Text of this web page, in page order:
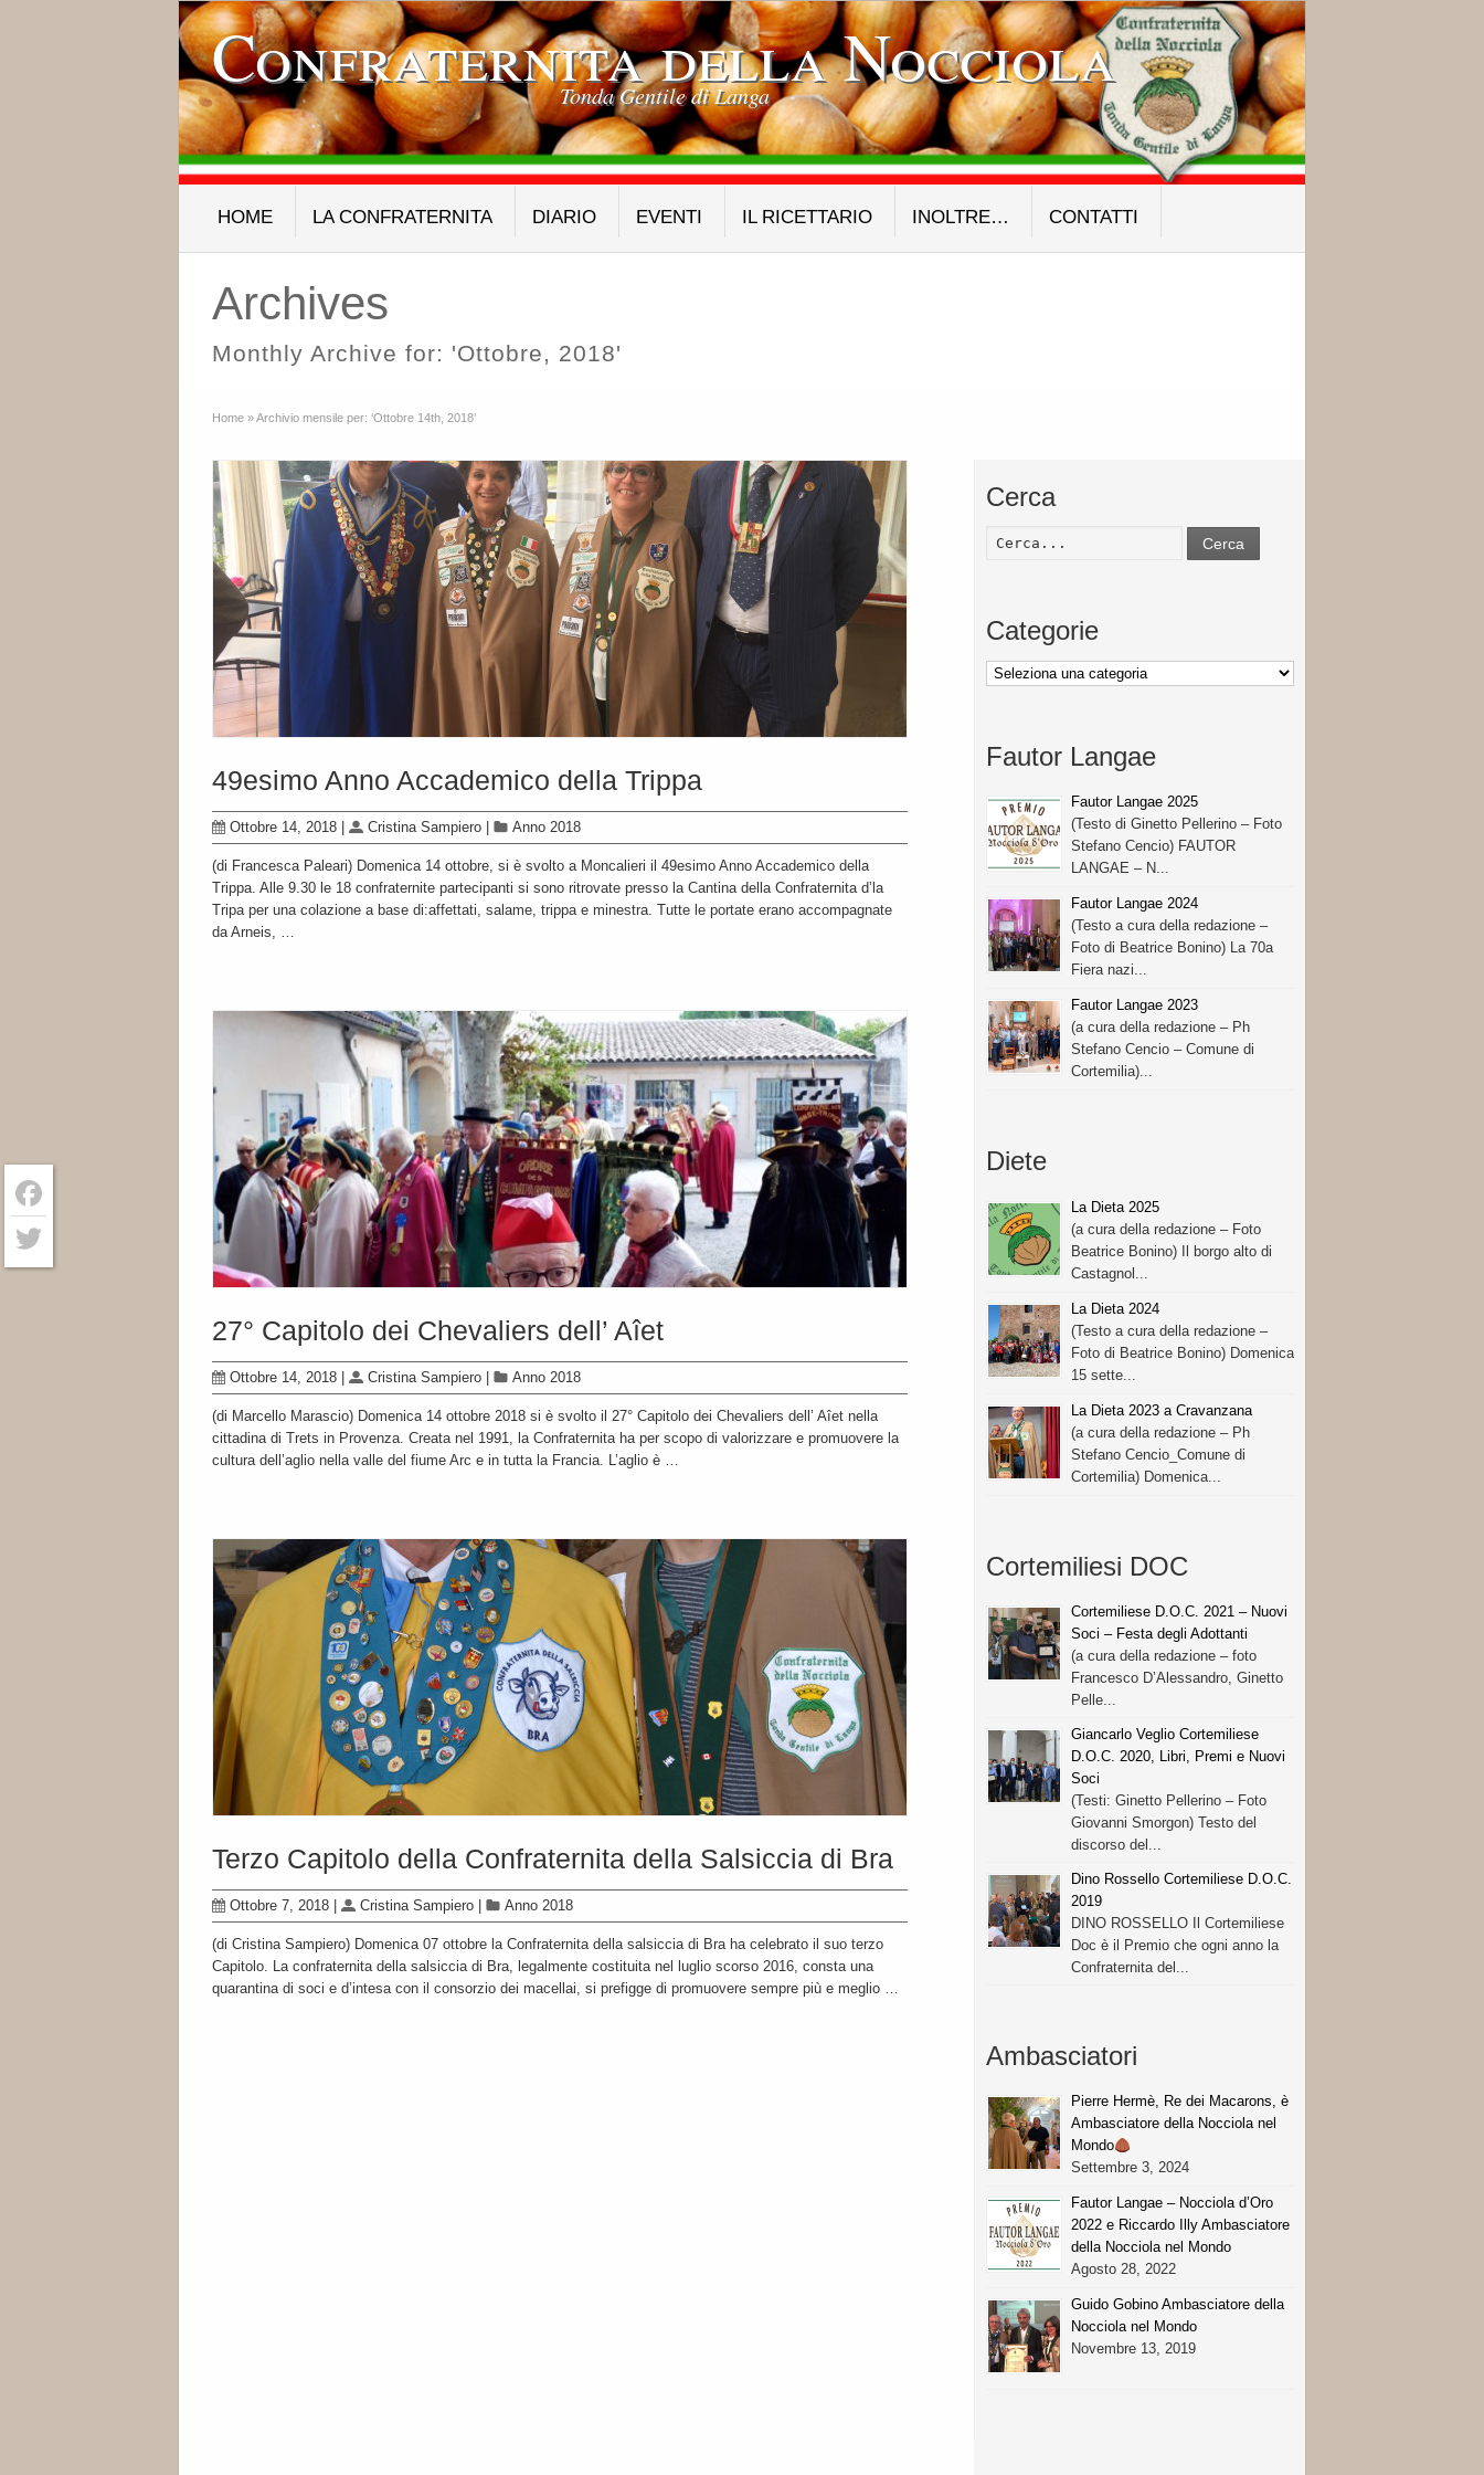
Confraternita della Nocciola
Tonda Gentile di Langa
HOME LA CONFRATERNITA DIARIO EVENTI IL RICETTARIO INOLTRE… CONTATTI
Archives
Monthly Archive for: 'Ottobre, 2018'
Home »Archivio mensile per: ‘Ottobre 14th, 2018’
49esimo Anno Accademico della Trippa
Ottobre 14, 2018 Cristina Sampiero Anno 2018
(di Francesca Paleari) Domenica 14 ottobre, si è svolto a Moncalieri il 49esimo Anno Accademico della
Trippa. Alle 9.30 le 18 confraternite partecipanti si sono ritrovate presso la Cantina della Confraternita d’la
Tripa per una colazione a base di:affettati, salame, trippa e minestra. Tutte le portate erano accompagnate
da Arneis, …
27° Capitolo dei Chevaliers dell’ Aîet
Ottobre 14, 2018 Cristina Sampiero Anno 2018
(di Marcello Marascio) Domenica 14 ottobre 2018 si è svolto il 27° Capitolo dei Chevaliers dell’ Aîet nella
cittadina di Trets in Provenza. Creata nel 1991, la Confraternita ha per scopo di valorizzare e promuovere la
cultura dell’aglio nella valle del fiume Arc e in tutta la Francia. L’aglio è …
Terzo Capitolo della Confraternita della Salsiccia di Bra
Ottobre 7, 2018 Cristina Sampiero Anno 2018
(di Cristina Sampiero) Domenica 07 ottobre la Confraternita della salsiccia di Bra ha celebrato il suo terzo
Capitolo. La confraternita della salsiccia di Bra, legalmente costituita nel luglio scorso 2016, consta una
quarantina di soci e d’intesa con il consorzio dei macellai, si prefigge di promuovere sempre più e meglio …
Cerca
Cerca
Categorie
Categorie
Fautor Langae
Fautor Langae 2025
(Testo di Ginetto Pellerino – Foto
Stefano Cencio) FAUTOR
LANGAE – N...
Fautor Langae 2024
(Testo a cura della redazione –
Foto di Beatrice Bonino) La 70a
Fiera nazi...
Fautor Langae 2023
(a cura della redazione – Ph
Stefano Cencio – Comune di
Cortemilia)...
Diete
La Dieta 2025
(a cura della redazione – Foto
Beatrice Bonino) Il borgo alto di
Castagnol...
La Dieta 2024
(Testo a cura della redazione –
Foto di Beatrice Bonino) Domenica
15 sette...
La Dieta 2023 a Cravanzana
(a cura della redazione – Ph
Stefano Cencio_Comune di
Cortemilia) Domenica...
Cortemiliesi DOC
Cortemiliese D.O.C. 2021 – Nuovi
Soci – Festa degli Adottanti
(a cura della redazione – foto
Francesco D’Alessandro, Ginetto
Pelle...
Giancarlo Veglio Cortemiliese
D.O.C. 2020, Libri, Premi e Nuovi
Soci
(Testi: Ginetto Pellerino – Foto
Giovanni Smorgon) Testo del
discorso del...
Dino Rossello Cortemiliese D.O.C.
2019
DINO ROSSELLO Il Cortemiliese
Doc è il Premio che ogni anno la
Confraternita del...
Ambasciatori
Pierre Hermè, Re dei Macarons, è
Ambasciatore della Nocciola nel
Mondo
Settembre 3, 2024
Fautor Langae – Nocciola d’Oro
2022 e Riccardo Illy Ambasciatore
della Nocciola nel Mondo
Agosto 28, 2022
Guido Gobino Ambasciatore della
Nocciola nel Mondo
Novembre 13, 2019
Facebook
Twitter